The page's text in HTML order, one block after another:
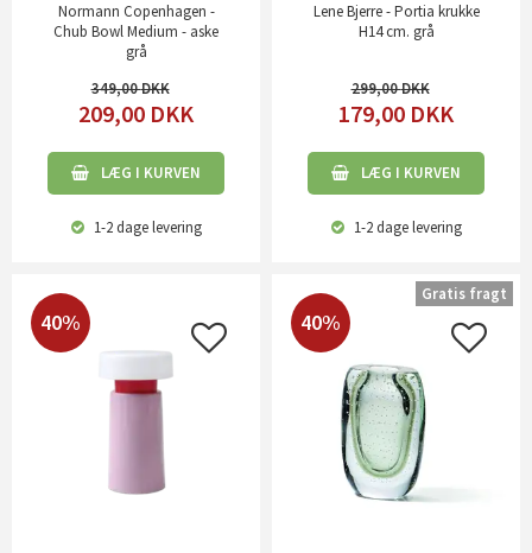
Normann Copenhagen -
Chub Bowl Medium - aske
grå
349,00
209,00 DKK
LÆG I KURVEN
1-2 dagelevering
Lene Bjerre - Portia krukke
H14 cm. grå
299,00
179,00 DKK
LÆG I KURVEN
1-2 dagelevering
40% 40%
Gratis fragt